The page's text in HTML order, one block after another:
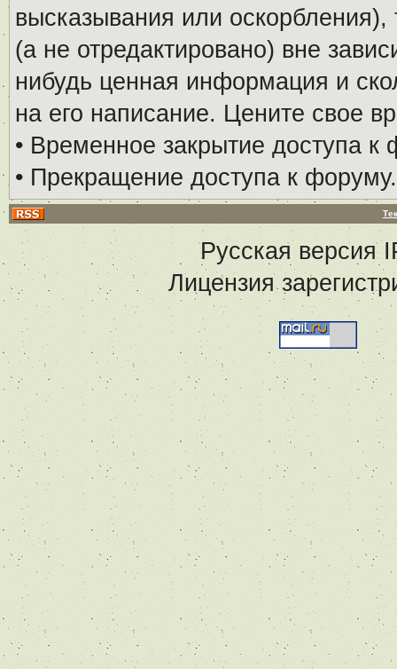
высказывания или
(а не отредактировано) вне
нибудь ценная информация и
на его написание. Цените свое
• Временное закрытие доступа к
• Прекращение доступа к форуму.
Русская версия
Лицензия